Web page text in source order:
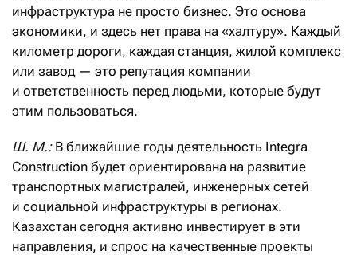
инфраструктура не просто бизнес. Это основа
экономики, и здесь нет права на «халтуру». Каждый
километр дороги, каждая станция, жилой комплекс
или завод — это репутация компании
и ответственность перед людьми, которые будут
этим пользоваться.
Ш. М.: В ближайшие годы дея­тельность Integra
Construction будет ориентирована на развитие
транспортных магистралей, инженерных сетей
и социальной инфраструктуры в регионах.
Казахстан сегодня активно инвестирует в эти
направления, и спрос на качественные проекты